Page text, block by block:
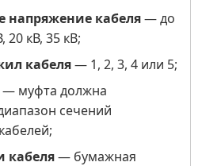
напряжение кабеля— до
20 кВ, 35 кВ;
кабеля— 1, 2, 3, 4 или 5;
— муфта должна
сечений
кабеля— бумажная